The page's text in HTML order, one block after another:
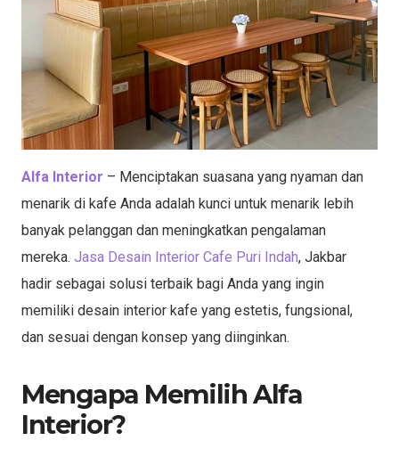
Alfa Interior – Menciptakan suasana yang nyaman dan
menarik di kafe Anda adalah kunci untuk menarik lebih
banyak pelanggan dan meningkatkan pengalaman
mereka. Jasa Desain Interior Cafe Puri Indah, Jakbar
hadir sebagai solusi terbaik bagi Anda yang ingin
memiliki desain interior kafe yang estetis, fungsional,
dan sesuai dengan konsep yang diinginkan.
Mengapa Memilih Alfa
Interior?